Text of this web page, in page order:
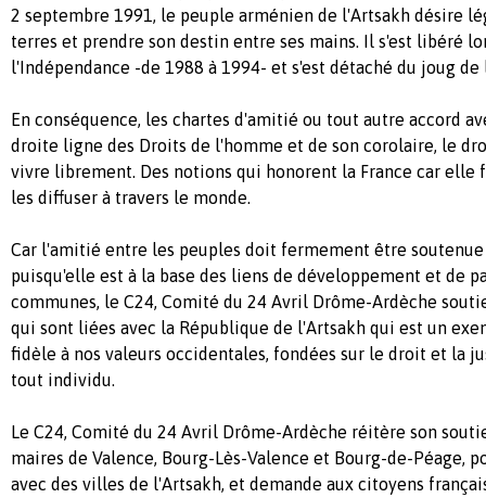
2 septembre 1991, le peuple arménien de l'Artsakh désire
terres et prendre son destin entre ses mains. Il s'est libéré
l'Indépendance -de 1988 à 1994- et s'est détaché du joug
En conséquence, les chartes d'amitié ou tout autre accord
droite ligne des Droits de l'homme et de son corolaire, le
vivre librement. Des notions qui honorent la France car elle
les diffuser à travers le monde.
Car l'amitié entre les peuples doit fermement être soutenue
puisqu'elle est à la base des liens de développement et de
communes, le C24, Comité du 24 Avril Drôme-Ardèche
qui sont liées avec la République de l'Artsakh qui est un
fidèle à nos valeurs occidentales, fondées sur le droit et la
tout individu.
Le C24, Comité du 24 Avril Drôme-Ardèche réitère son
maires de Valence, Bourg-Lès-Valence et Bourg-de-Péage,
avec des villes de l'Artsakh, et demande aux citoyens